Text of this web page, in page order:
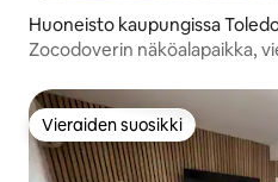
Huoneisto kaupungissa
Zocodoverin näköalapaikka,
Vieraiden suosikki
Vieraiden suosikki